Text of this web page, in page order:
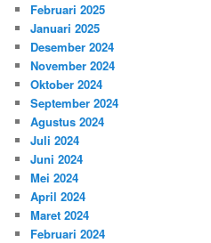
Februari 2025
Januari 2025
Desember 2024
November 2024
Oktober 2024
September 2024
Agustus 2024
Juli 2024
Juni 2024
Mei 2024
April 2024
Maret 2024
Februari 2024